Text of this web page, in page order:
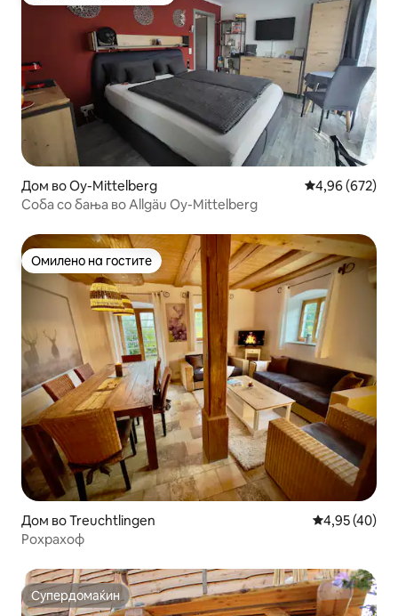
Дом во Oy-Mittelberg Просечна
4,96 (672)
Соба со бања во Allgäu Oy-Mittelberg
Омилено на гостите
Омилено на гостите
Дом во Treuchtlingen Просечна
4,95 (40)
Рохрахоф
Супердомаќин
Супердомаќин